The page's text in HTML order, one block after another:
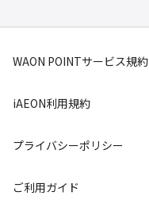
WAON POINTサービス規約
iAEON利用規約
プライバシーポリシー
ご利用ガイド